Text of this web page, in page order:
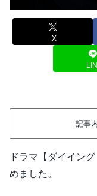
X
記事
ドラマ【ダイイン
めました。